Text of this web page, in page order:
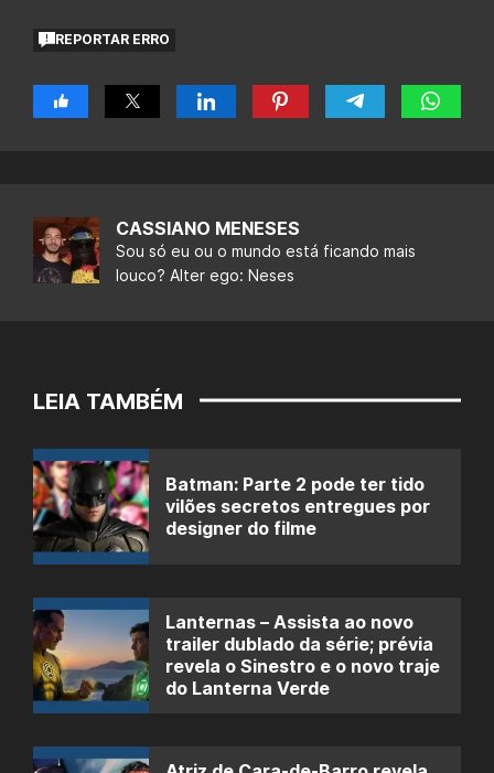
REPORTAR ERRO
CASSIANO MENESES
Sou só eu ou o mundo está ficando mais
louco? Alter ego: Neses
LEIA TAMBÉM
Batman: Parte 2 pode ter tido
vilões secretos entregues por
designer do filme
Lanternas – Assista ao novo
trailer dublado da série; prévia
revela o Sinestro e o novo traje
do Lanterna Verde